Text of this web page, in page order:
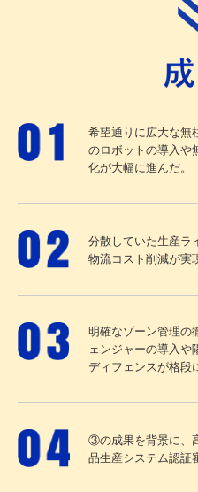
希望通りに広大な無
のロボットの導入や
化が大幅に進んだ。
分散していた生産ラ
物流コスト削減が実
明確なゾーン管理の
ェンジャーの導入
ディフェンスが格段
③の成果を背景に、
品生産システム認証